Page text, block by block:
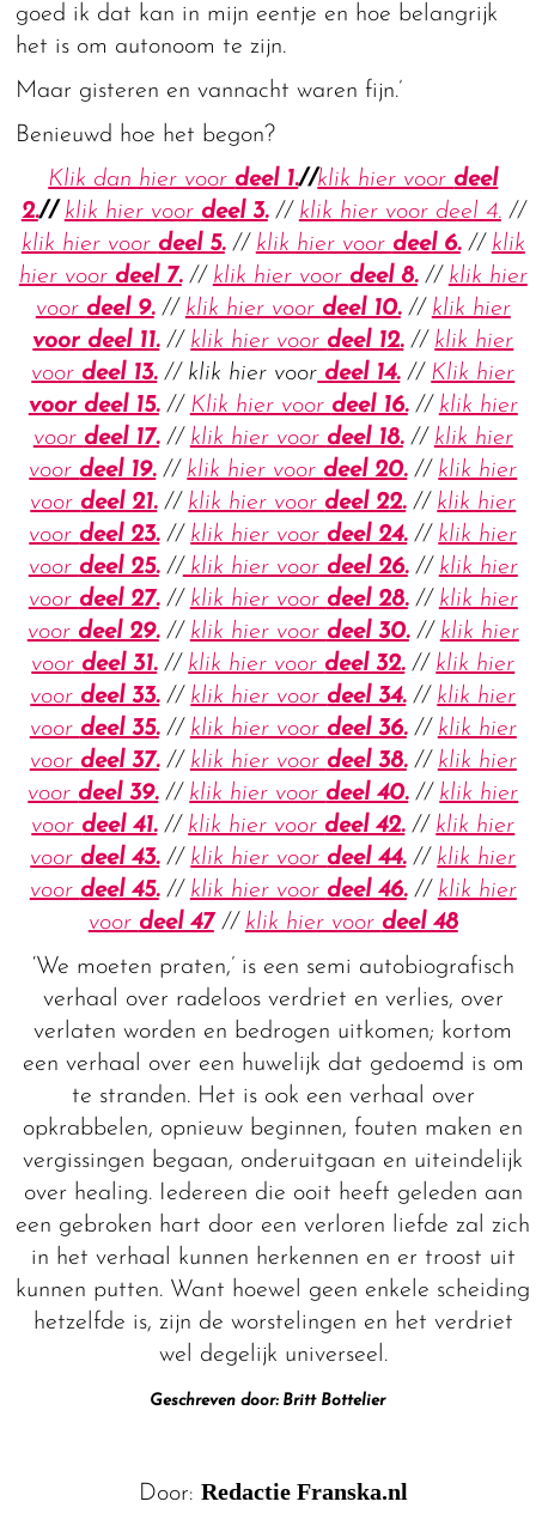
goed ik dat kan in mijn eentje en hoe belangrijk
het is om autonoom te zijn.
Maar gisteren en vannacht waren fijn.’
Benieuwd hoe het begon?
Klik dan hier voor deel 1.//klik hier voor deel
2.// klik hier voor deel 3.// klik hier voor deel 4.//
klik hier voor deel 5.// klik hier voor deel 6.// klik
hier voor deel 7.// klik hier voor deel 8.// klik hier
voor deel 9.// klik hier voor deel 10.// klik hier
voor deel 11.// klik hier voor deel 12.// klik hier
voor deel 13.// klik hier voor deel 14.// Klik hier
voor deel 15.// Klik hier voor deel 16.// klik hier
voor deel 17.// klik hier voor deel 18.// klik hier
voor deel 19.// klik hier voor deel 20.// klik hier
voor deel 21.// klik hier voor deel 22.// klik hier
voor deel 23.// klik hier voor deel 24.// klik hier
voor deel 25.//klik hier voordeel 26.// klik hier
voor deel 27.// klik hier voor deel 28.// klik hier
voordeel 29.// klik hier voor deel 30.// klik hier
voor deel 31.// klik hier voor deel 32.// klik hier
voor deel 33.// klik hier voor deel 34.// klik hier
voor deel 35.// klik hier voor deel 36.// klik hier
voor deel 37.// klik hier voor deel 38.// klik hier
voor deel 39.// klik hier voor deel 40.// klik hier
voor deel 41.// klik hier voor deel 42.// klik hier
voor deel 43.// klik hier voor deel 44.// klik hier
voor deel 45.// klik hier voor deel 46.// klik hier
voor deel 47// klik hier voor deel 48
‘We moeten praten,’ is een semi autobiografisch
verhaal over radeloos verdriet en verlies, over
verlaten worden en bedrogen uitkomen; kortom
een verhaal over een huwelijk dat gedoemd is om
te stranden. Het is ook een verhaal over
opkrabbelen, opnieuw beginnen, fouten maken en
vergissingen begaan, onderuitgaan en uiteindelijk
over healing. Iedereen die ooit heeft geleden aan
een gebroken hart door een verloren liefde zal zich
in het verhaal kunnen herkennen en er troost uit
kunnen putten. Want hoewel geen enkele scheiding
hetzelfde is, zijn de worstelingen en het verdriet
wel degelijk universeel.
Geschreven door: Britt Bottelier
Door: Redactie Franska.nl